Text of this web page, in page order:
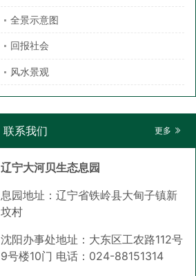
全景示意图
回报社会
风水景观
联系我们 更多
辽宁大河贝生态息园
息园地址：辽宁省铁岭县大甸子镇新
坟村
沈阳办事处地址：大东区工农路112号
9号楼10门 电话：024-88151314